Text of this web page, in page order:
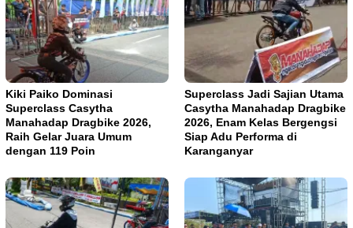
Kiki Paiko Dominasi
Superclass Casytha
Manahadap Dragbike 2026,
Raih Gelar Juara Umum
dengan 119 Poin
Superclass Jadi Sajian Utama
Casytha Manahadap Dragbike
2026, Enam Kelas Bergengsi
Siap Adu Performa di
Karanganyar